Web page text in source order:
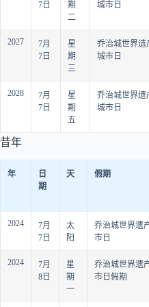
7日
期
二
城市日
2027
7月
7日
星
期
三
乔治城世界遗
城市日
2028
7月
7日
星
期
五
乔治城世界遗
城市日
昔年
年
日
期
天 假期
2024
7月
7日
太
阳
乔治城世界遗
市日
2024
7月
8日
星
期
一
乔治城世界遗
市日假期